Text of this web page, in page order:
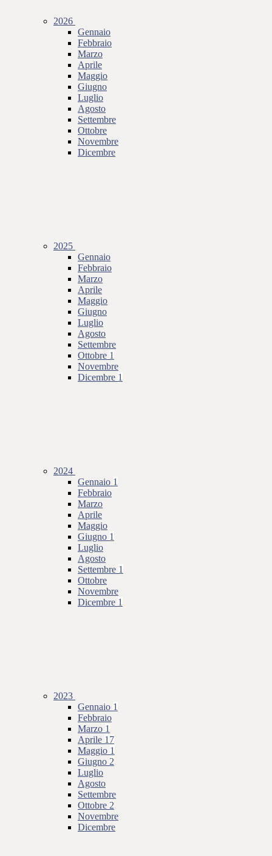
2026
Gennaio
Febbraio
Marzo
Aprile
Maggio
Giugno
Luglio
Agosto
Settembre
Ottobre
Novembre
Dicembre
2025
Gennaio
Febbraio
Marzo
Aprile
Maggio
Giugno
Luglio
Agosto
Settembre
Ottobre 1
Novembre
Dicembre 1
2024
Gennaio 1
Febbraio
Marzo
Aprile
Maggio
Giugno 1
Luglio
Agosto
Settembre 1
Ottobre
Novembre
Dicembre 1
2023
Gennaio 1
Febbraio
Marzo 1
Aprile 17
Maggio 1
Giugno 2
Luglio
Agosto
Settembre
Ottobre 2
Novembre
Dicembre